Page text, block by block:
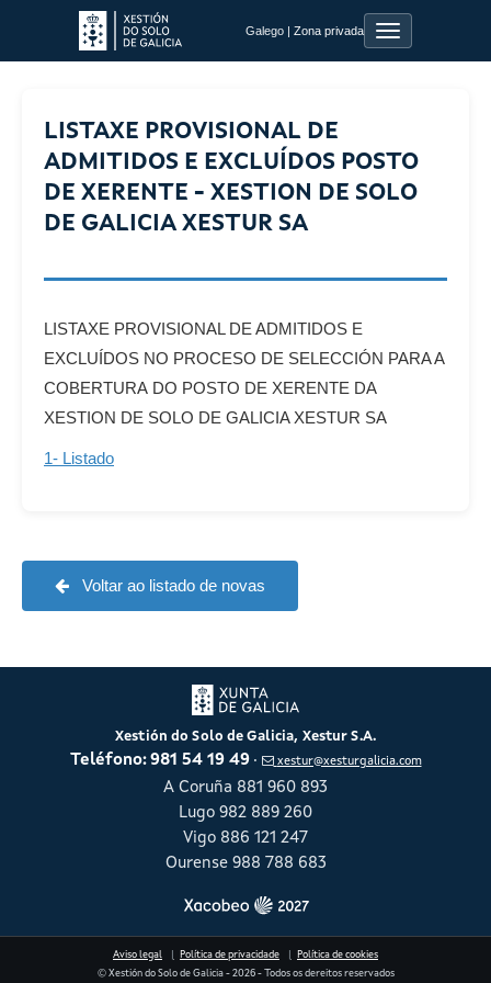
Galego | Zona privada
Toggle
navigation
LISTAXE PROVISIONAL DE
ADMITIDOS E EXCLUÍDOS POSTO
DE XERENTE - XESTION DE SOLO
DE GALICIA XESTUR SA
LISTAXE PROVISIONAL DE ADMITIDOS E
EXCLUÍDOS NO PROCESO DE SELECCIÓN PARA A
COBERTURA DO POSTO DE XERENTE DA
XESTION DE SOLO DE GALICIA XESTUR SA
1- Listado
Voltar ao listado de novas
Información corporativa e
Xestión do Solo de Galicia, Xestur S.A.
Teléfono: 981 54 19 49 · Correo electrónico:
xestur@xesturgalicia.com
A Coruña 881 960 893
Lugo 982 889 260
Vigo 886 121 247
Ourense 988 788 683
Aviso legal Política de privacidade
Política de cookies
© Xestión do Solo de Galicia - 2026 - Todos os dereitos reservados